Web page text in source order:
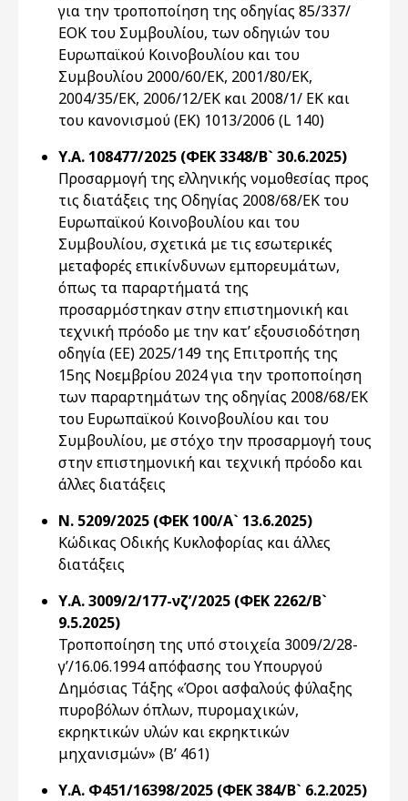
για την τροποποίηση της οδηγίας 85/337/
ΕΟΚ του Συμβουλίου, των οδηγιών του
Ευρωπαϊκού Κοινοβουλίου και του
Συμβουλίου 2000/60/ΕΚ, 2001/80/ΕΚ,
2004/35/ΕΚ, 2006/12/ΕΚ και 2008/1/ ΕΚ και
του κανονισμού (ΕΚ) 1013/2006 (L 140)
Υ.Α. 108477/2025 (ΦΕΚ 3348/Β` 30.6.2025)
Προσαρμογή της ελληνικής νομοθεσίας προς
τις διατάξεις της Οδηγίας 2008/68/ΕΚ του
Ευρωπαϊκού Κοινοβουλίου και του
Συμβουλίου, σχετικά με τις εσωτερικές
μεταφορές επικίνδυνων εμπορευμάτων,
όπως τα παραρτήματά της
προσαρμόστηκαν στην επιστημονική και
τεχνική πρόοδο με την κατ’ εξουσιοδότηση
οδηγία (ΕΕ) 2025/149 της Επιτροπής της
15ης Νοεμβρίου 2024 για την τροποποίηση
των παραρτημάτων της οδηγίας 2008/68/ΕΚ
του Ευρωπαϊκού Κοινοβουλίου και του
Συμβουλίου, με στόχο την προσαρμογή τους
στην επιστημονική και τεχνική πρόοδο και
άλλες διατάξεις
Ν. 5209/2025 (ΦΕΚ 100/Α` 13.6.2025)
Κώδικας Οδικής Κυκλοφορίας και άλλες
διατάξεις
Υ.Α. 3009/2/177-νζ’/2025 (ΦΕΚ 2262/Β`
9.5.2025)
Τροποποίηση της υπό στοιχεία 3009/2/28-
γ’/16.06.1994 απόφασης του Υπουργού
Δημόσιας Τάξης «Όροι ασφαλούς φύλαξης
πυροβόλων όπλων, πυρομαχικών,
εκρηκτικών υλών και εκρηκτικών
μηχανισμών» (Β’ 461)
Υ.Α. Φ451/16398/2025 (ΦΕΚ 384/Β` 6.2.2025)